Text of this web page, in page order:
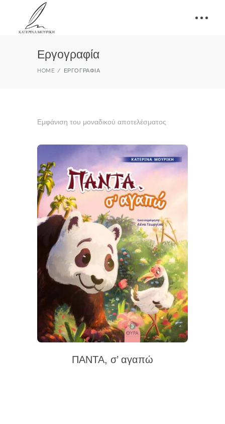
Εργογραφία
HOME ΕΡΓΟΓΡΑΦΊΑ
Εμφάνιση του μοναδικού αποτελέσματος
ΠΑΝΤΑ, σ’ αγαπώ